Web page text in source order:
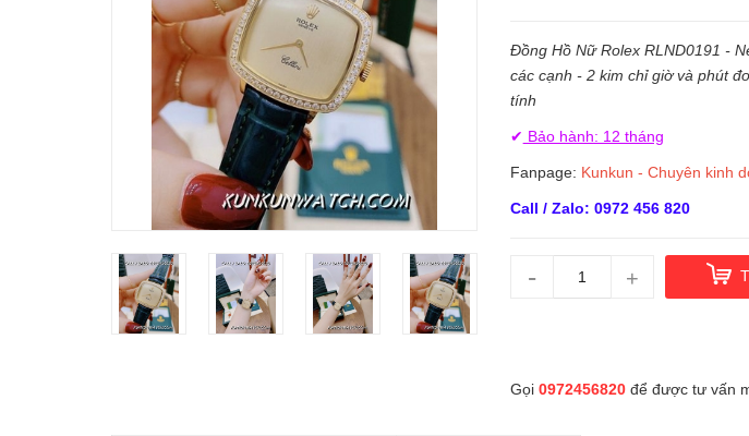
Đồng Hồ Nữ Rolex RLND0191 -
các cạnh - 2 kim chỉ giờ và phút
tính
✔ Bảo hành: 12 tháng
Fanpage: Kunkun - Chuyên kinh
Call / Zalo: 0972 456 820
- +
Gọi 0972456820để được tư vấn